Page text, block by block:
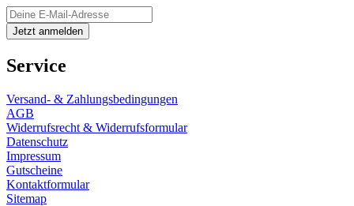
Service
Versand- & Zahlungsbedingungen
AGB
Widerrufsrecht & Widerrufsformular
Datenschutz
Impressum
Gutscheine
Kontaktformular
Sitemap